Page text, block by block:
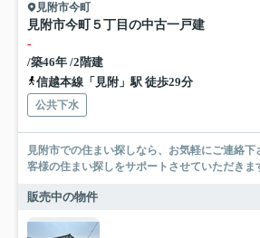
見附市今町
見附市今町５丁目の中古一戸建
-
/築46年 /2階建
信越本線「見附」駅 徒歩29分
公共下水
見附市での住まい探しなら、お気軽にご連絡
客様の住まい探しをサポートさせていただきま
販売中の物件